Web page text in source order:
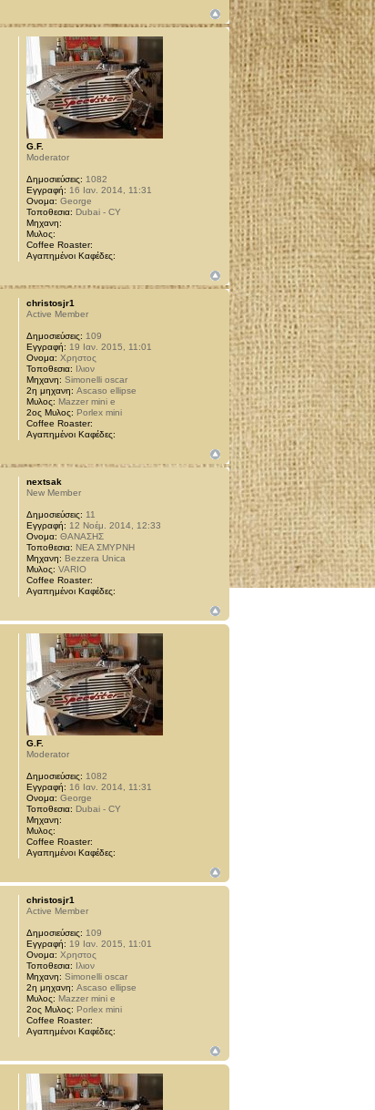
G.F.
Moderator
Δημοσιεύσεις: 1082
Εγγραφή: 16 Ιαν. 2014, 11:31
Ονομα: George
Τοποθεσια: Dubai - CY
Μηχανη:
Μυλος:
Coffee Roaster:
Αγαπημένοι Καφέδες:
christosjr1
Active Member
Δημοσιεύσεις: 109
Εγγραφή: 19 Ιαν. 2015, 11:01
Ονομα: Χρηστος
Τοποθεσια: Ιλιον
Μηχανη: Simonelli oscar
2η μηχανη: Ascaso ellipse
Μυλος: Mazzer mini e
2ος Μυλος: Porlex mini
Coffee Roaster:
Αγαπημένοι Καφέδες:
nextsak
New Member
Δημοσιεύσεις: 11
Εγγραφή: 12 Νοέμ. 2014, 12:33
Ονομα: ΘΑΝΑΣΗΣ
Τοποθεσια: ΝΕΑ ΣΜΥΡΝΗ
Μηχανη: Bezzera Unica
Μυλος: VARIO
Coffee Roaster:
Αγαπημένοι Καφέδες:
G.F.
Moderator
Δημοσιεύσεις: 1082
Εγγραφή: 16 Ιαν. 2014, 11:31
Ονομα: George
Τοποθεσια: Dubai - CY
Μηχανη:
Μυλος:
Coffee Roaster:
Αγαπημένοι Καφέδες:
christosjr1
Active Member
Δημοσιεύσεις: 109
Εγγραφή: 19 Ιαν. 2015, 11:01
Ονομα: Χρηστος
Τοποθεσια: Ιλιον
Μηχανη: Simonelli oscar
2η μηχανη: Ascaso ellipse
Μυλος: Mazzer mini e
2ος Μυλος: Porlex mini
Coffee Roaster:
Αγαπημένοι Καφέδες: